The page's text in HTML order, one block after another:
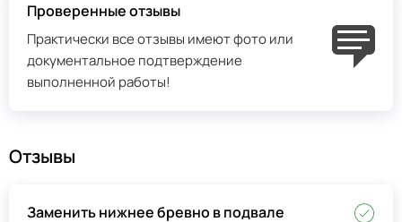
Проверенные отзывы
Практически все отзывы имеют фото или
документальное подтверждение
выполненной работы!
Отзывы
Заменить нижнее бревно в подвале